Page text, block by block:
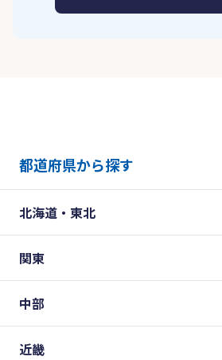
都道府県から探す
北海道・東北
関東
中部
近畿